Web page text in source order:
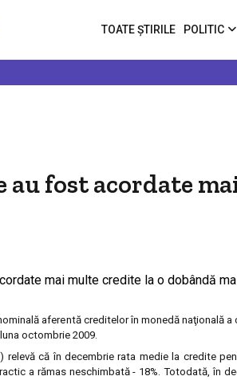
TOATE ȘTIRILE POLITIC
au fost acordate
aferentă creditelor în monedă naţională
octombrie 2009.
relevă că în decembrie rata medie la credite
a rămas neschimbată - 18%. Totodată, în